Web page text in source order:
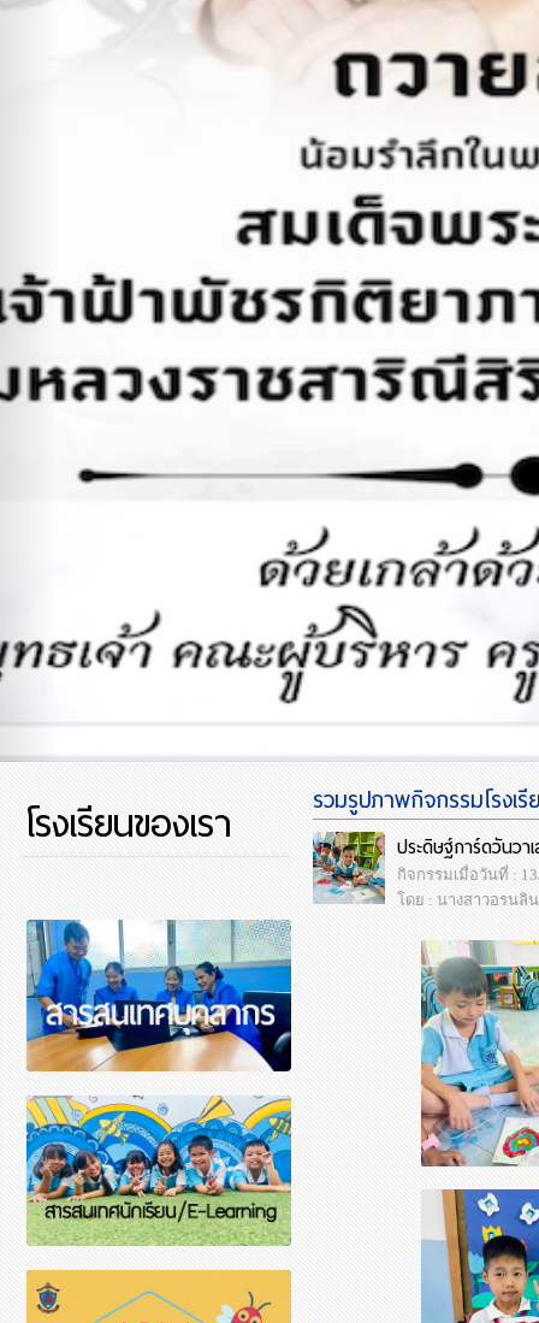
โรงเรียนของเรา รวมรูปภาพกิจกรรมโรงเ
ประดิษฐ์การ์ดวันวา
กิจกรรมเมื่อวันที่ :
โดย : นางสาวอรนลิ